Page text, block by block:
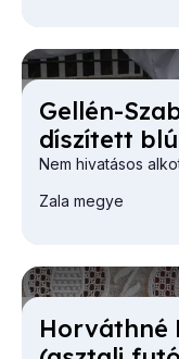
Gel­lén-
dí­szí­tett
Nem hivatásos
Zala megye
Hor­váth­né